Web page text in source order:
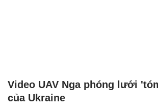
Video UAV Nga phóng lưới
của Ukraine